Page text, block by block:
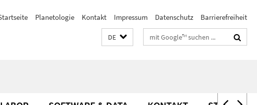
Planetologie Kontakt Impressum Datenschutz Barrierefreiheit
DE Suchbegriffe